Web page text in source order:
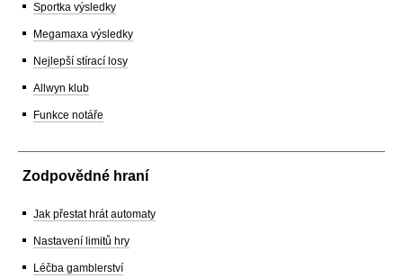
Sportka výsledky
Megamaxa výsledky
Nejlepší stírací losy
Allwyn klub
Funkce notáře
Zodpovědné hraní
Jak přestat hrát automaty
Nastavení limitů hry
Léčba gamblerství